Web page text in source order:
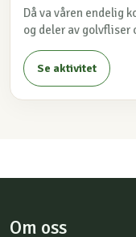
Då va våren endelig
og deler av golvfliser
Se aktivitet
Om oss